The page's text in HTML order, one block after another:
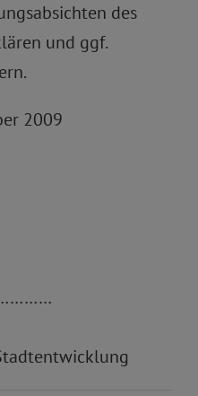
des
und ggf.
2009